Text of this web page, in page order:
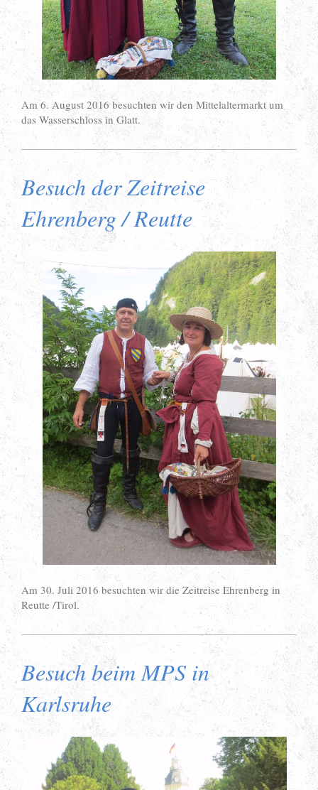
Am 6. August 2016 besuchten wir den Mittelaltermarkt um
das Wasserschloss in Glatt.
Besuch der Zeitreise
Ehrenberg / Reutte
Am 30. Juli 2016 besuchten wir die Zeitreise Ehrenberg in
Reutte /Tirol.
Besuch beim MPS in
Karlsruhe